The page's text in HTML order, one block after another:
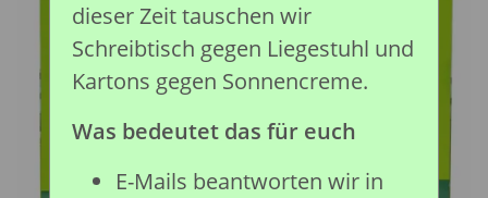
dieser Zeit tauschen wir
Schreibtisch gegen Liegestuhl und
Kartons gegen Sonnencreme.
Was bedeutet das für euch
E-Mails beantworten wir in